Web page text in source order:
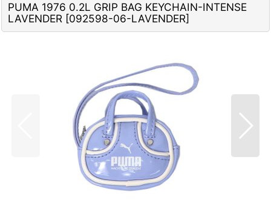
PUMA 1976 0.2L GRIP BAG KEYCHAIN-INTENSE
LAVENDER [092598-06-LAVENDER]